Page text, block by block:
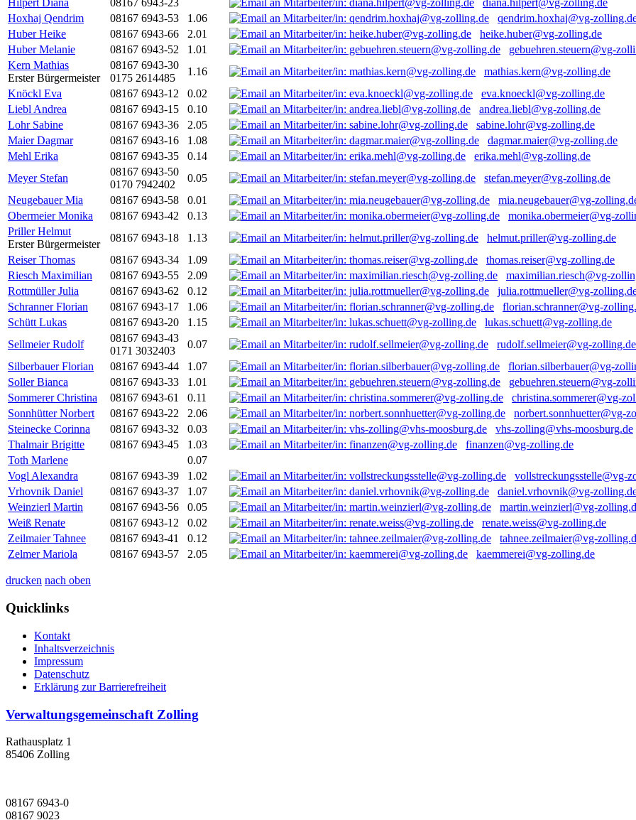
Hilpert Diana
08167 6943-23
diana.hilpert@vg-zolling.de
Hoxhaj Qendrim
08167 6943-53 1.06
qendrim.hoxhaj@vg-
Huber Heike
08167 6943-66 2.01
heike.huber@vg-zolling.de
Huber Melanie
08167 6943-52 1.01
gebuehren.steuern@vg-
Kern Mathias
Erster Bürgermeister
08167 6943-30
0175 2614485
1.16
mathias.kern@vg-zolling.de
Knöckl Eva
08167 6943-12 0.02
eva.knoeckl@vg-zolling.de
Liebl Andrea
08167 6943-15 0.10
andrea.liebl@vg-zolling.de
Lohr Sabine
08167 6943-36 2.05
sabine.lohr@vg-zolling.de
Maier Dagmar
08167 6943-16 1.08
dagmar.maier@vg-zolling.de
Mehl Erika
08167 6943-35 0.14
erika.mehl@vg-zolling.de
Meyer Stefan
08167 6943-50
0170 7942402
0.05
stefan.meyer@vg-zolling.de
Neugebauer Mia
08167 6943-58 0.01
mia.neugebauer@vg-
Obermeier Monika
08167 6943-42 0.13
monika.obermeier@vg-
Priller Helmut
Erster Bürgermeister
08167 6943-18 1.13
helmut.priller@vg-zolling.de
Reiser Thomas
08167 6943-34 1.09
thomas.reiser@vg-zolling.de
Riesch Maximilian
08167 6943-55 2.09
maximilian.riesch@vg-
Rottmüller Julia
08167 6943-62 0.12
julia.rottmueller@vg-
Schranner Florian
08167 6943-17 1.06
florian.schranner@vg-
Schütt Lukas
08167 6943-20 1.15
lukas.schuett@vg-zolling.de
Sellmeier Rudolf
08167 6943-43
0171 3032403
0.07
rudolf.sellmeier@vg-zolling.de
Silberbauer Florian
08167 6943-44 1.07
florian.silberbauer@vg-
Soller Bianca
08167 6943-33 1.01
gebuehren.steuern@vg-
Sommerer Christina
08167 6943-61 0.11
christina.sommerer@vg-
Sonnhütter Norbert
08167 6943-22 2.06
norbert.sonnhuetter@vg-
Steinecke Corinna
08167 6943-32 0.03
vhs-zolling@vhs-moosburg.de
Thalmair Brigitte
08167 6943-45 1.03
finanzen@vg-zolling.de
Toth Marlene
0.07
Vogl Alexandra
08167 6943-39 1.02
vollstreckungsstelle@vg-
Vrhovnik Daniel
08167 6943-37 1.07
daniel.vrhovnik@vg-
Weinzierl Martin
08167 6943-56 0.05
martin.weinzierl@vg-
Weiß Renate
08167 6943-12 0.02
renate.weiss@vg-zolling.de
Zeilmaier Tahnee
08167 6943-41 0.12
tahnee.zeilmaier@vg-
Zelmer Mariola
08167 6943-57 2.05 kaemmerei@vg-zolling.de
drucken nach oben
Quicklinks
Kontakt
Inhaltsverzeichnis
Impressum
Datenschutz
Erklärung zur Barrierefreiheit
Verwaltungsgemeinschaft Zolling
Rathausplatz 1
85406 Zolling
08167 6943-0
08167 9023